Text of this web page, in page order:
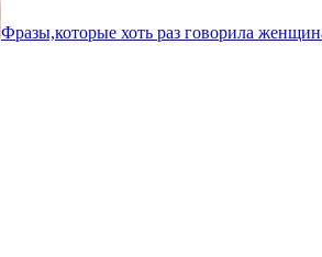
Фразы,которые хоть раз говорила